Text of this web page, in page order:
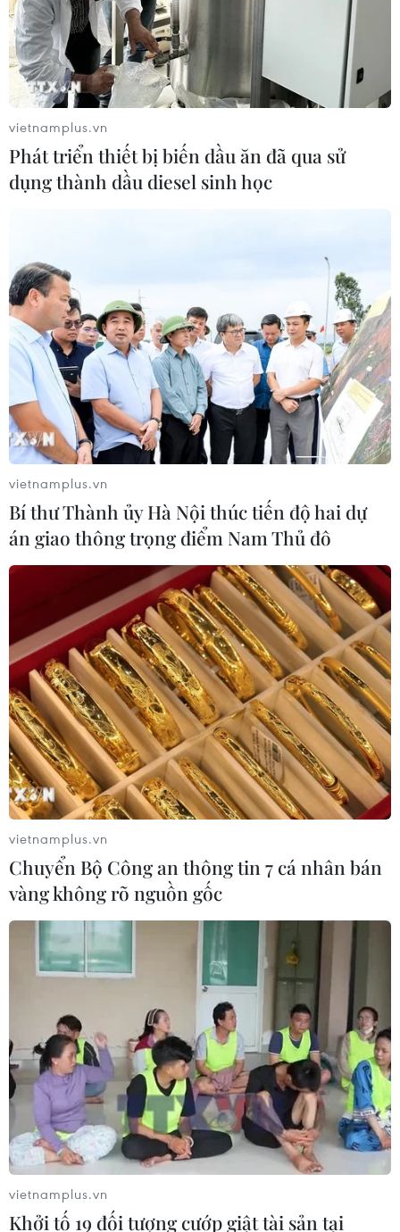
vietnamplus.vn
Phát triển thiết bị biến dầu ăn đã qua sử
dụng thành dầu diesel sinh học
vietnamplus.vn
Bí thư Thành ủy Hà Nội thúc tiến độ hai dự
án giao thông trọng điểm Nam Thủ đô
vietnamplus.vn
Chuyển Bộ Công an thông tin 7 cá nhân bán
vàng không rõ nguồn gốc
vietnamplus.vn
Khởi tố 19 đối tượng cướp giật tài sản tại